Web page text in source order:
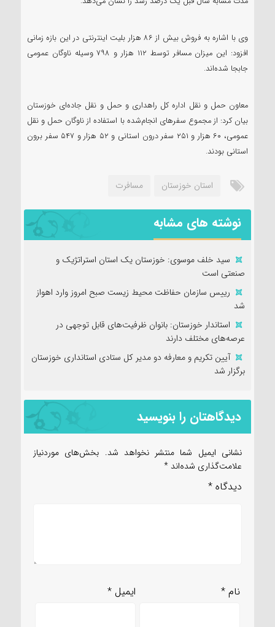
وی با اشاره به فروش بیش از ۸۶ هزار بلیت اینترنتی در این بازه زمانی
افزود: این میزان مسافر توسط ۱۱۲ هزار و ۷۹۸ وسیله ناوگان عمومی
جابجا شده‌اند.
معاون حمل و نقل اداره کل راهداری و حمل و نقل جاده‌ای خوزستان
بیان کرد: از مجموع سفرهای انجام‌شده با استفاده از ناوگان حمل و نقل
عمومی، ۶۰ هزار و ۲۵۱ سفر درون استانی و ۵۲ هزار و ۵۴۷ سفر برون
استانی بودند.
استان خوزستان مسافرت
نوشته های مشابه
سید خلف موسوی: خوزستان یک استان استراتژیک و
صنعتی است
رییس سازمان حفاظت محیط زیست صبح امروز وارد اهواز
شد
استاندار خوزستان: بانوان ظرفیت‌های قابل توجهی در
عرصه‌های مختلف دارند
آیین تکریم و معارفه دو مدیر کل ستادی استانداری خوزستان
برگزار شد
دیدگاهتان را بنویسید
نشانی ایمیل شما منتشر نخواهد شد. بخش‌های موردنیاز
علامت‌گذاری شده‌اند *
دیدگاه *
نام* ایمیل*